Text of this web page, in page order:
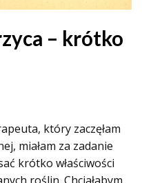
– krótko
który zaczęłam
miałam za zadanie
krótko właściwości